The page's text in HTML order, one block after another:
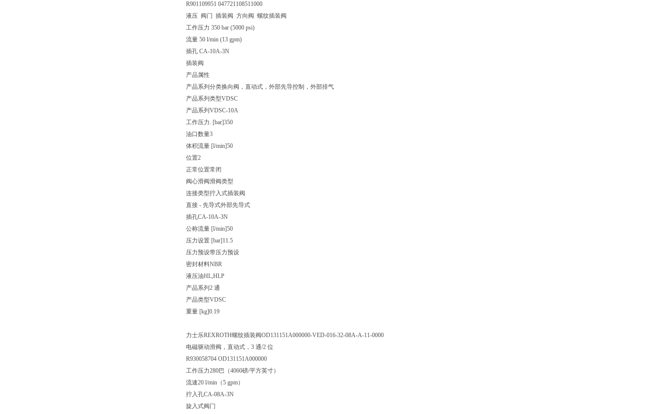
R901109951 047721108511000
液压 阀门 插装阀 方向阀 螺纹插装阀
工作压力 350 bar (5000 psi)
流量 50 l/min (13 gpm)
插孔 CA-10A-3N
插装阀
产品属性
产品系列分类换向阀，直动式，外部先导控制，外部排气
产品系列类型VDSC
产品系列 VDSC-10A
工作压力. [bar]350
油口数量3
体积流量 [l/min]50
位置2
正常位置常闭
阀心滑阀滑阀类型
连接类型拧入式插装阀
直接 - 先导式外部先导式
插孔CA-10A-3N
公称流量 [l/min]50
压力设置 [bar]11.5
压力预设带压力预设
密封材料NBR
液压油HL,HLP
产品系列 2 通
产品类型VDSC
重量 [kg]0.19
力士乐REXROTH螺纹插装阀OD131151A000000-VED-016-32-08A-A-11-0000
电磁驱动滑阀，直动式，3 通/2 位
R930058704 OD131151A000000
工作压力280巴（4060磅/平方英寸）
流速20 l/min（5 gpm）
拧入孔CA-08A-3N
旋入式阀门